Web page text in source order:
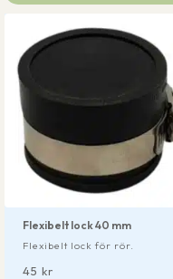
Flexibelt lock 40 mm
45 kr
Flexibelt lock för rör.